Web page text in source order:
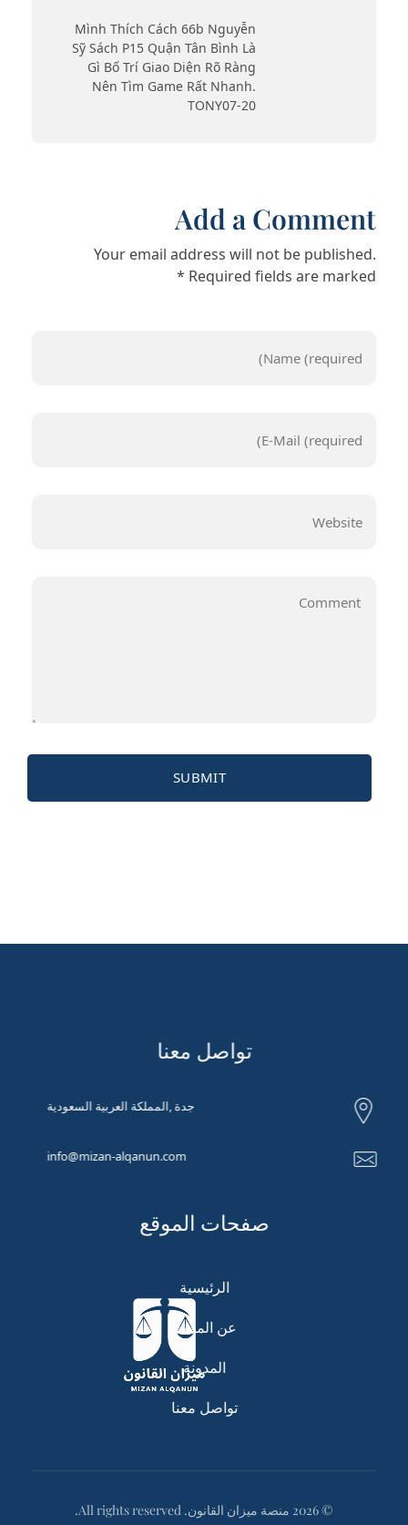
Mình Thích Cách 66b Nguyễn
Sỹ Sách P15 Quận Tân Bình Là
Gì Bố Trí Giao Diện Rõ Ràng
Nên Tìm Game Rất Nhanh.
TONY07-20
Add a Comment
Your email address will not be published.
Required fields are marked *
تواصل معنا
جدة ,المملكة العربية السعودية
info@mizan-alqanun.com
صفحات الموقع
الرئيسية
عن المنصة
المدونة
تواصل معنا
© 2026 منصة ميزان القانون. All rights reserved.